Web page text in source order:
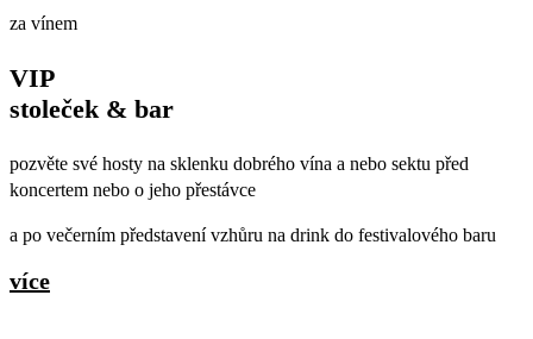
za vínem
VIP
stoleček & bar
pozvěte své hosty na sklenku dobrého vína a nebo sektu před
koncertem nebo o jeho přestávce
a po večerním představení vzhůru na drink do festivalového baru
více